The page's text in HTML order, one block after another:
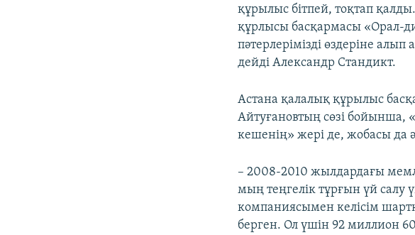
құрылыс бітпей, тоқтап
құрлысы басқармасы «Орал-
пәтерлерімізді өздеріне
дейді Александр Стандикт.
Астана қалалық құрылыс
Айтуғановтың сөзі бойынша,
кешенің» жері де, жобасы да
– 2008-2010 жылдардағы
мың теңгелік тұрғын үй салу
компаниясымен келісім
берген. Ол үшін 92 миллион